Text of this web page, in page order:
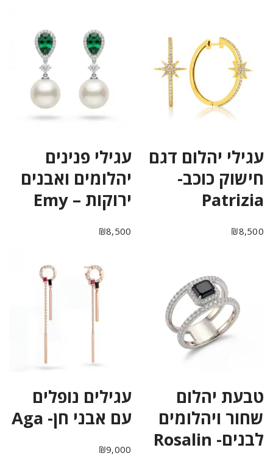
עגילי יהלום דגם
חישוק כוכב-
Patrizia
₪8,500
עגילי פנינים
יהלומים ואבנים
ירוקות – Emy
₪8,500
טבעת יהלום
שחור ויהלומים
לבנים- Rosalin
עגילים נופלים
עם אבני חן- Aga
₪9,000